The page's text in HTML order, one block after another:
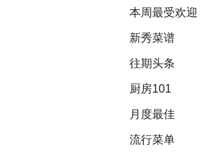
本周最受欢迎
新秀菜谱
往期头条
厨房101
月度最佳
流行菜单